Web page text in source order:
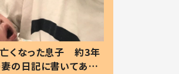
くなった息子 約3年
の日記に書いてあっ